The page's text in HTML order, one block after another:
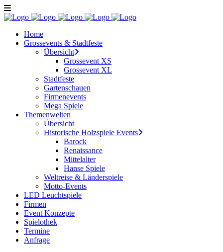
Home
Grossevents & Stadtfeste
Übersicht
Grossevent XS
Grossevent XL
Stadtfeste
Gartenschauen
Firmenevents
Mega Spiele
Themenwelten
Übersicht
Historische Holzspiele Events
Barock
Renaissance
Mittelalter
Hanse Spiele
Weltreise & Länderspiele
Motto-Events
LED Leuchtspiele
Firmen
Event Konzepte
Spielothek
Termine
Anfrage